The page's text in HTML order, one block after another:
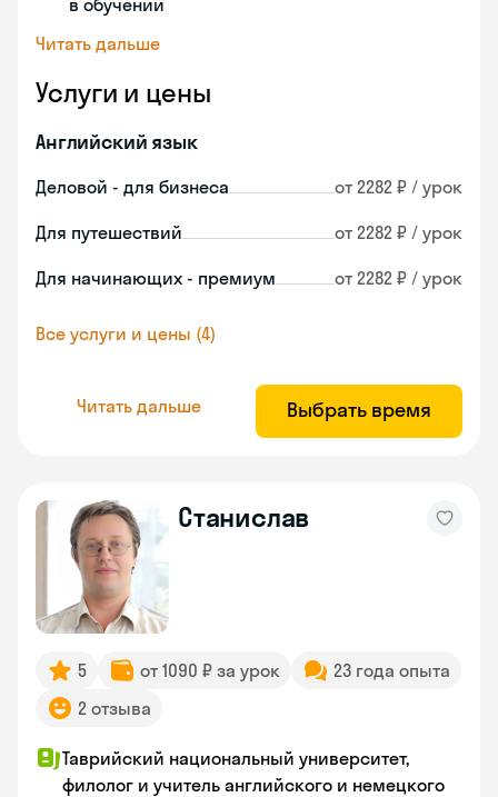
в обучении
Читать дальше
Услуги и цены
Английский язык
Деловой - для бизнеса от 2282 ₽ / урок
Для путешествий от 2282 ₽ / урок
Для начинающих - премиум от 2282 ₽ / урок
Все услуги и цены (4)
Читать дальше Выбрать время
Станислав
5 от 1090 ₽ за урок
23 года опыта
2 отзыва
Таврийский национальный университет,
филолог и учитель английского и немецкого